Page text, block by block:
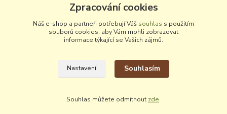
Zákaznická podpora Vinobal
+420 518 372 265
(Po-Pá, 7-15 hod.)
Zpracování cookies
Náš e-shop a partneři potřebují Váš souhlas s použitím
souborů cookies, aby Vám mohli zobrazovat
informace týkající se Vašich zájmů.
Nastavení Souhlasím
Souhlas můžete odmítnout zde.